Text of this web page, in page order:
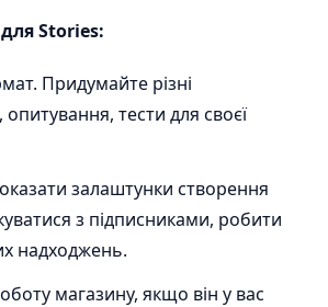
Stories:
Придумайте різні
опитування, тести для своєї
залаштунки створення
з підписниками, робити
надходжень.
магазину, якщо він у вас